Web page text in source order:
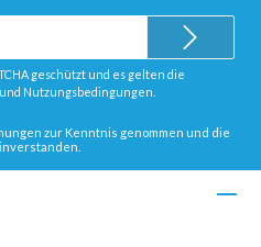
geschützt und es gelten die
und Nutzungsbedingungen
zur Kenntnis genommen und die